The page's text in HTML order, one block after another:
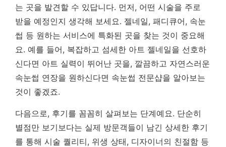
는 곳을 발견할 수 있답니다. 먼저, 어떤 시술을 주로
받을 예정인지 생각해 보세요. 젤네일, 패디큐어, 속눈
썹 등 원하는 서비스에 특화된 곳을 찾는 것이 중요해
요. 예를 들어, 복잡하고 섬세한 아트 젤네일을 선호하
신다면 아트 실력이 뛰어난 곳을, 깔끔하고 자연스러운
속눈썹 연장을 원하신다면 속눈썹 전문샵을 알아보는
것이 좋겠죠.
다음으로, 후기를 꼼꼼히 살펴보는 단계예요. 단순히
별점만 보기보다는 실제 방문객들이 남긴 상세한 후기
를 통해 시술 퀄리티, 위생 상태, 디자이너의 친절함 등